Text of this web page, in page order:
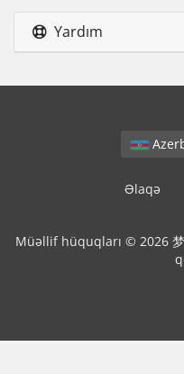
Yardım
Əlaqə
Müəllif hüquqları © 2026